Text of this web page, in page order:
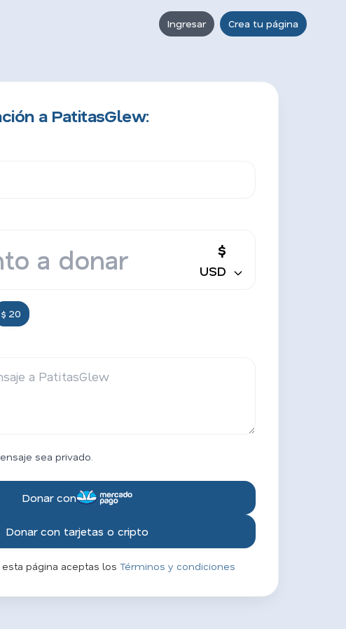
Ingresar Crea tu página
a PatitasGlew:
$
USD
$ 20
sea privado.
Donar con
Donar con tarjetas o cripto
página aceptas los Términos y condiciones